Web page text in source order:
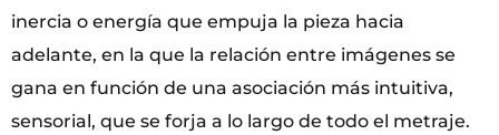
inercia o energía que empuja la pieza hacia
adelante, en la que la relación entre imágenes se
gana en función de una asociación más intuitiva,
sensorial, que se forja a lo largo de todo el metraje.